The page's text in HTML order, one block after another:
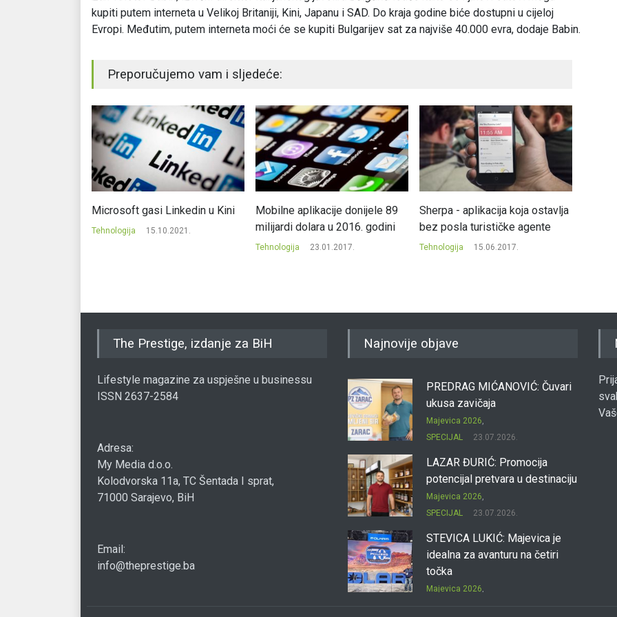
kupiti putem interneta u Velikoj Britaniji, Kini, Japanu i SAD. Do kraja godine biće dostupni u cijeloj
Evropi. Međutim, putem interneta moći će se kupiti Bulgarijev sat za najviše 40.000 evra, dodaje Babin.
Preporučujemo vam i sljedeće:
Microsoft gasi Linkedin u Kini
Tehnologija 15.10.2021.
Mobilne aplikacije donijele 89
milijardi dolara u 2016. godini
Tehnologija 23.01.2017.
Sherpa - aplikacija koja ostavlja
bez posla turističke agente
Tehnologija 15.06.2017.
The Prestige, izdanje za BiH
Lifestyle magazine za uspješne u businessu
ISSN 2637-2584
Adresa:
My Media d.o.o.
Kolodvorska 11a, TC Šentada I sprat,
71000 Sarajevo, BiH
Email:
info@theprestige.ba
Najnovije objave
PREDRAG MIĆANOVIĆ: Čuvari
ukusa zavičaja
Majevica 2026
SPECIJAL
23.07.2026.
LAZAR ĐURIĆ: Promocija
potencijal pretvara u destinaciju
Majevica 2026
SPECIJAL
23.07.2026.
STEVICA LUKIĆ: Majevica je
idealna za avanturu na četiri
točka
Majevica 2026